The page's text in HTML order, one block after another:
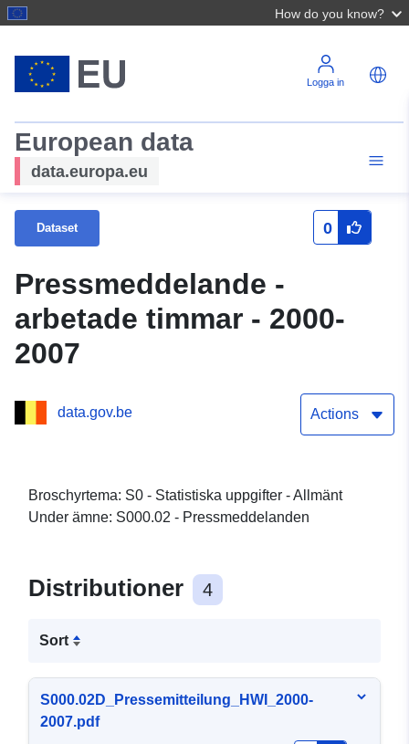
How do you know?
Logga in
European data
data.europa.eu
Dataset 0
Pressmeddelande -
arbetade timmar - 2000-
2007
data.gov.be Actions
Broschyrtema: S0 - Statistiska uppgifter - Allmänt
Under ämne: S000.02 - Pressmeddelanden
Distributioner 4
Sort
S000.02D_Pressemitteilung_HWI_2000-
2007.pdf